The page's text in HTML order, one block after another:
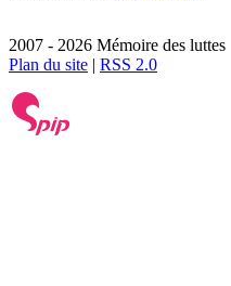
2007 - 2026 Mémoire des luttes
Plan du site | RSS 2.0